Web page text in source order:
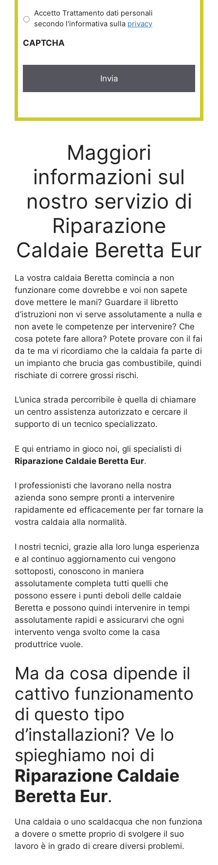
Accetto Trattamento dati personali
secondo l'informativa sulla privacy
CAPTCHA
Maggiori
informazioni sul
nostro servizio di
Riparazione
Caldaie Beretta Eur
La vostra caldaia Beretta comincia a non
funzionare come dovrebbe e voi non sapete
dove mettere le mani? Guardare il libretto
d’istruzioni non vi serve assolutamente a nulla e
non avete le competenze per intervenire? Che
cosa potete fare allora? Potete provare con il fai
da te ma vi ricordiamo che la caldaia fa parte di
un impianto che brucia gas combustibile, quindi
rischiate di correre grossi rischi.
L’unica strada percorribile è quella di chiamare
un centro assistenza autorizzato e cercare il
supporto di un tecnico specializzato.
E qui entriamo in gioco noi, gli specialisti di
Riparazione Caldaie Beretta Eur.
I professionisti che lavorano nella nostra
azienda sono sempre pronti a intervenire
rapidamente ed efficacemente per far tornare la
vostra caldaia alla normalità.
I nostri tecnici, grazie alla loro lunga esperienza
e al continuo aggiornamento cui vengono
sottoposti, conoscono in maniera
assolutamente completa tutti quelli che
possono essere i punti deboli delle caldaie
Beretta e possono quindi intervenire in tempi
assolutamente rapidi e assicurarvi che ogni
intervento venga svolto come la casa
produttrice vuole.
Ma da cosa dipende il
cattivo funzionamento
di questo tipo
d’installazioni? Ve lo
spieghiamo noi di
Riparazione Caldaie
Beretta Eur.
Una caldaia o uno scaldacqua che non funziona
a dovere o smette proprio di svolgere il suo
lavoro è in grado di creare diversi problemi.